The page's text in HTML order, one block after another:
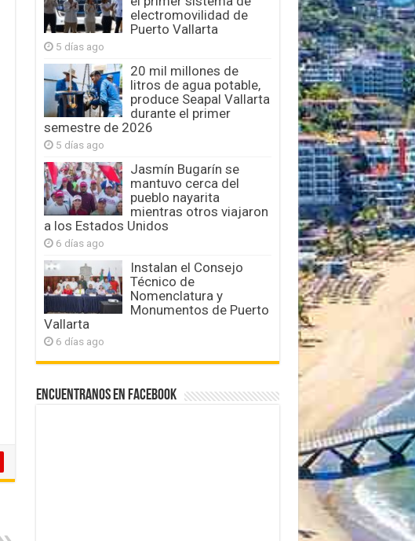
electromovilidad de
Puerto Vallarta
5 días ago
20 mil millones de
litros de agua potable,
produce Seapal Vallarta
durante el primer
semestre de 2026
5 días ago
Jasmín Bugarín se
mantuvo cerca del
pueblo nayarita
mientras otros viajaron
a los Estados Unidos
6 días ago
Instalan el Consejo
Técnico de
Nomenclatura y
Monumentos de Puerto
Vallarta
6 días ago
Encuentranos en Facebook